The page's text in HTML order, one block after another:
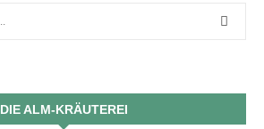
DIE ALM-KRÄUTEREI